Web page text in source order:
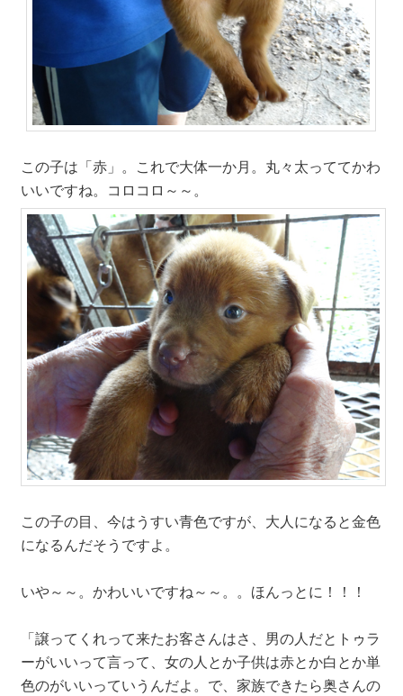
この子は「赤」。これで大体一か月。丸々太っててかわ
いいですね。コロコロ～～。
この子の目、今はうすい青色ですが、大人になると金色
になるんだそうですよ。
いや～～。かわいいですね～～。。ほんっとに！！！
「譲ってくれって来たお客さんはさ、男の人だとトゥラ
ーがいいって言って、女の人とか子供は赤とか白とか単
色のがいいっていうんだよ。で、家族できたら奥さんの